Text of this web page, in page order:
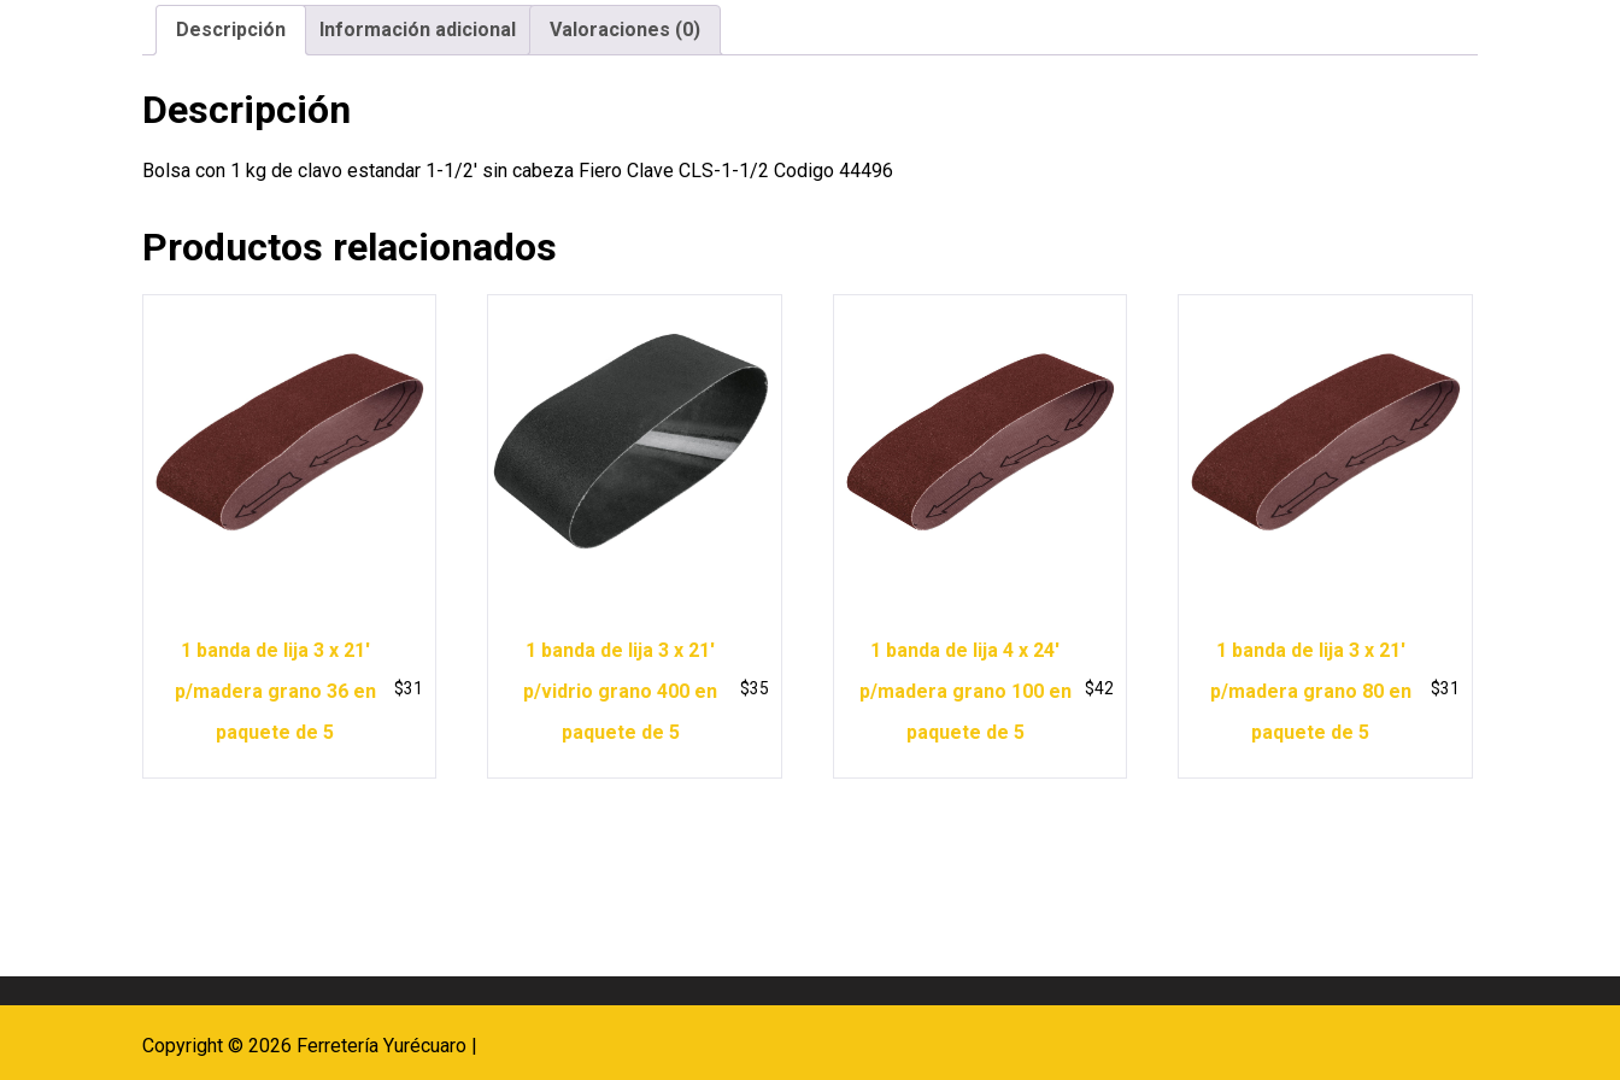
Descripción Información adicional Valoraciones (0)
Descripción
Bolsa con 1 kg de clavo estandar 1-1/2′ sin cabeza Fiero Clave CLS-1-1/2 Codigo 44496
Productos relacionados
1 banda de lija 3 x 21′
p/madera grano 36 en
paquete de 5
$31
1 banda de lija 3 x 21′
p/vidrio grano 400 en
paquete de 5
$35
1 banda de lija 4 x 24′
p/madera grano 100 en
paquete de 5
$42
1 banda de lija 3 x 21′
p/madera grano 80 en
paquete de 5
$31
Copyright © 2026 Ferretería Yurécuaro |